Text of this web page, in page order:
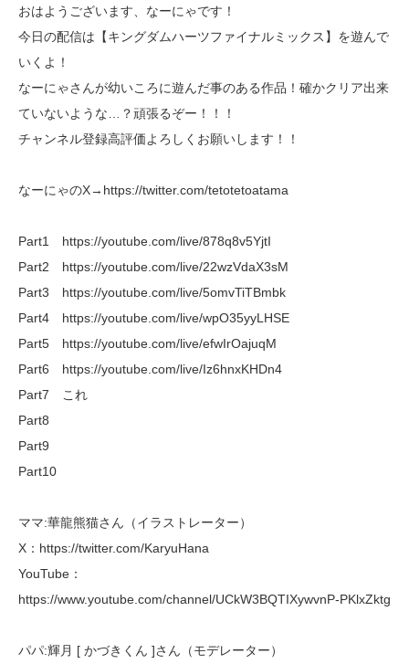
おはようございます、なーにゃです！
今日の配信は【キングダムハーツファイナルミックス】を遊んで
いくよ！
なーにゃさんが幼いころに遊んだ事のある作品！確かクリア出来
ていないような…？頑張るぞー！！！
チャンネル登録高評価よろしくお願いします！！
なーにゃのX→https://twitter.com/tetotetoatama
Part1 https://youtube.com/live/878q8v5YjtI
Part2 https://youtube.com/live/22wzVdaX3sM
Part3 https://youtube.com/live/5omvTiTBmbk
Part4 https://youtube.com/live/wpO35yyLHSE
Part5 https://youtube.com/live/efwIrOajuqM
Part6 https://youtube.com/live/Iz6hnxKHDn4
Part7 これ
Part8
Part9
Part10
ママ:華龍熊猫さん（イラストレーター）
X：https://twitter.com/KaryuHana
YouTube：
https://www.youtube.com/channel/UCkW3BQTIXywvnP-PKlxZktg
パパ:輝月 [ かづきくん ]さん（モデレーター）